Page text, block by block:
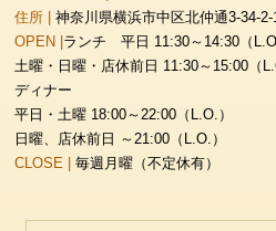
住所 |
神奈川県横浜市中区北仲通3-34-2-
OPEN | ランチ 平日 11:30～14:30（L.O.
土曜・日曜・店休前日 11:30～15:00（
ディナー
平日・土曜 18:00～22:00（L.O.）
日曜、店休前日 ～21:00（L.O.）
CLOSE |
毎週月曜（不定休有）